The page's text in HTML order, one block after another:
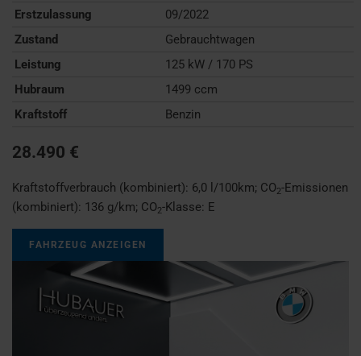
Erstzulassung
09/2022
Zustand
Gebrauchtwagen
Leistung
125 kW / 170 PS
Hubraum
1499 ccm
Kraftstoff
Benzin
28.490 €
Kraftstoffverbrauch (kombiniert): 6,0 l/100km; CO2-Emissionen
(kombiniert): 136 g/km; CO2-Klasse: E
FAHRZEUG ANZEIGEN